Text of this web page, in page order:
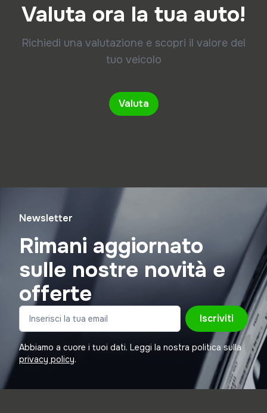
Valuta ora la tua auto!
Richiedi una valutazione e scopri il valore del
tuo veicolo
Valuta
Newsletter
Rimani aggiornato
sulle nostre novità e
offerte
Iscriviti
Abbiamo a cuore i tuoi dati. Leggi la nostra politica sulla
privacy policy.